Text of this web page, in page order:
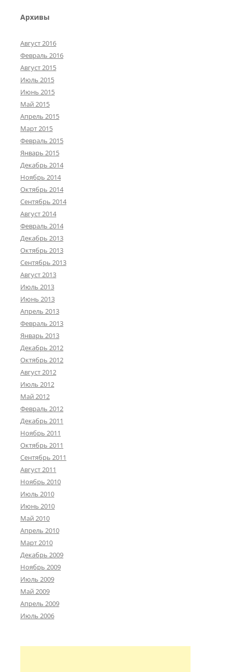
Архивы
Август 2016
Февраль 2016
Август 2015
Июль 2015
Июнь 2015
Май 2015
Апрель 2015
Март 2015
Февраль 2015
Январь 2015
Декабрь 2014
Ноябрь 2014
Октябрь 2014
Сентябрь 2014
Август 2014
Февраль 2014
Декабрь 2013
Октябрь 2013
Сентябрь 2013
Август 2013
Июль 2013
Июнь 2013
Апрель 2013
Февраль 2013
Январь 2013
Декабрь 2012
Октябрь 2012
Август 2012
Июль 2012
Май 2012
Февраль 2012
Декабрь 2011
Ноябрь 2011
Октябрь 2011
Сентябрь 2011
Август 2011
Ноябрь 2010
Июль 2010
Июнь 2010
Май 2010
Апрель 2010
Март 2010
Декабрь 2009
Ноябрь 2009
Июль 2009
Май 2009
Апрель 2009
Июль 2006